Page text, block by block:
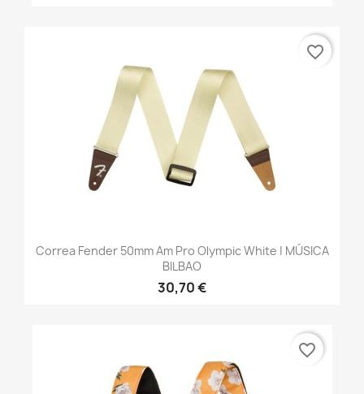
Correa Fender 50mm Am Pro Olympic White | MÚSICA
BILBAO
30,70 €
favorite_border
favorite_border